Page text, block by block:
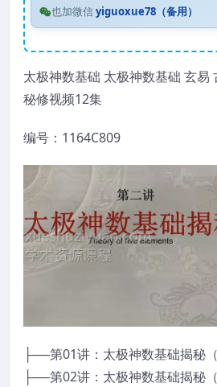
也加微信yiguoxue78（备用）
太极神数基础 太极神数基础 玄易
秘修视频12集
编号：1164C809
├──第01讲：太极神数基础揭秘
├──第02讲：太极神数基础揭秘